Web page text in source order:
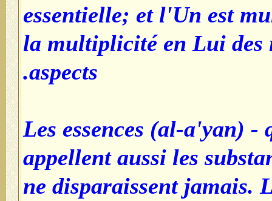
essentielle; et l'Un est
la multiplicité en Lui des
aspects.
Les essences (al-a'yan) -
appellent aussi les
ne disparaissent jamais.